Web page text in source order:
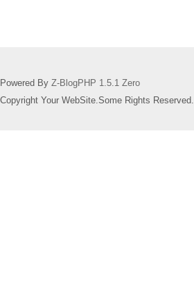
Powered By Z-BlogPHP 1.5.1 Zero
Copyright Your WebSite.Some Rights Reserved.